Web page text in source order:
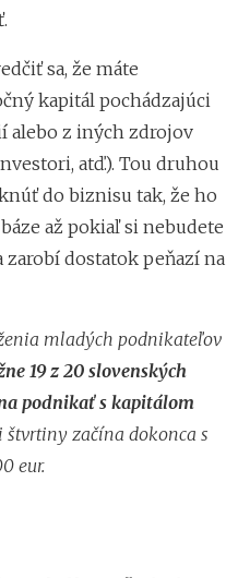
sa, že máte
kapitál pochádzajúci
alebo z iných zdrojov
atď.). Tou druhou
do biznisu tak, že ho
až pokiaľ si nebudete
zarobí dostatok peňazí na
mladých podnikateľov
19 z 20 slovenských
podnikať s kapitálom
štvrtiny začína dokonca s
eur.